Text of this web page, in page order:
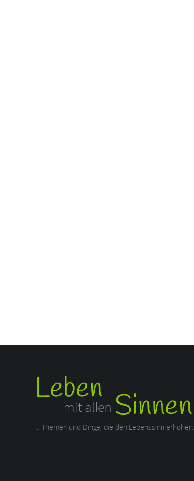
... Themen und Dinge, die den Lebenssinn erhöhen.